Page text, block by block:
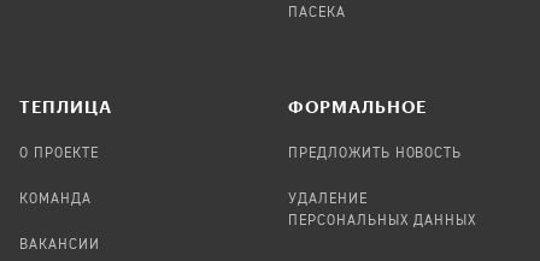
ПАСЕКА
TЕПЛИЦА
О ПРОЕКТЕ
КОМАНДА
ВАКАНСИИ
ФОРМАЛЬНОЕ
ПРЕДЛОЖИТЬ НОВОСТЬ
УДАЛЕНИЕ
ПЕРСОНАЛЬНЫХ ДАННЫХ